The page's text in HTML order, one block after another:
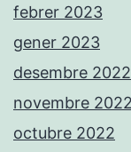
febrer 2023
gener 2023
desembre 2022
novembre 2022
octubre 2022